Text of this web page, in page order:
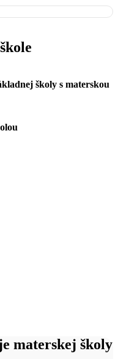
školy s materskou
materskej školy